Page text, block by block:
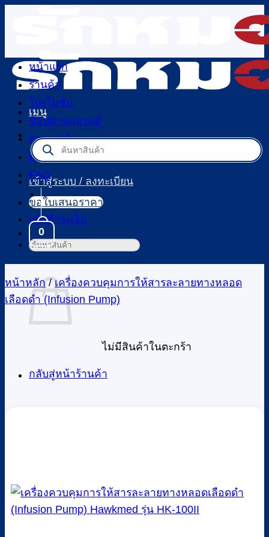
เนื้อหา
เมนู
Products
search
เข้าสู่ระบบ / ลงทะเบียน
0
ไม่มีสินค้าในตะกร้า
กลับสู่หน้าร้านค้า
หน้าแรก
ร้านค้า
โปรโมชัน
ช้อปตามแบรนด์
สาระน่ารู้
ติดต่อเรา
FAQ
ขอใบเสนอราคา
แจ้งชำระเงิน
ค้นหา:
หน้าหลัก / เครื่องควบคุมการให้สารละลายทางหลอด
เลือดดำ (Infusion Pump)